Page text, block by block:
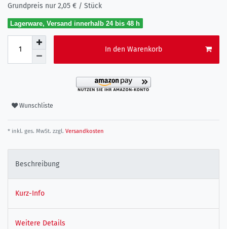
Grundpreis nur2,05 € / Stück
Lagerware, Versand innerhalb 24 bis 48 h
In den Warenkorb
Wunschliste
* inkl. ges. MwSt. zzgl. Versandkosten
Beschreibung
Kurz-Info
Weitere Details